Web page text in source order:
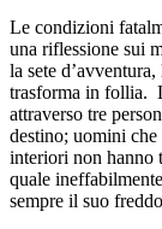
Le condizioni
una riflessione sui
la sete
trasforma in follia.
attraverso tre
destino; uomini
interiori non hanno
quale
sempre il suo